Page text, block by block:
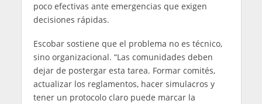
poco efectivas ante emergencias que exigen
decisiones rápidas.
Escobar sostiene que el problema no es técnico,
sino organizacional. “Las comunidades deben
dejar de postergar esta tarea. Formar comités,
actualizar los reglamentos, hacer simulacros y
tener un protocolo claro puede marcar la